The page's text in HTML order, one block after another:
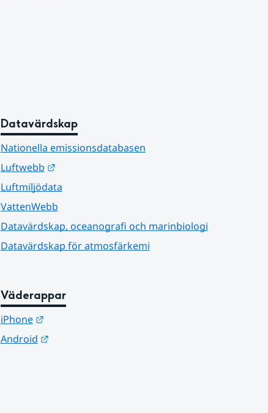
Datavärdskap
Nationella emissionsdatabasen
Luftwebb
Länk till annan webbplats.
Luftmiljödata
VattenWebb
Datavärdskap, oceanografi och marinbiologi
Datavärdskap för atmosfärkemi
Väderappar
iPhone
Länk till annan webbplats.
Android
Länk till annan webbplats.